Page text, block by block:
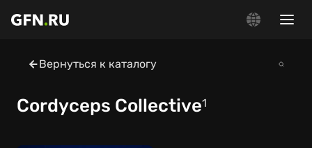
Вернуться к каталогу
Cordyceps Collective1